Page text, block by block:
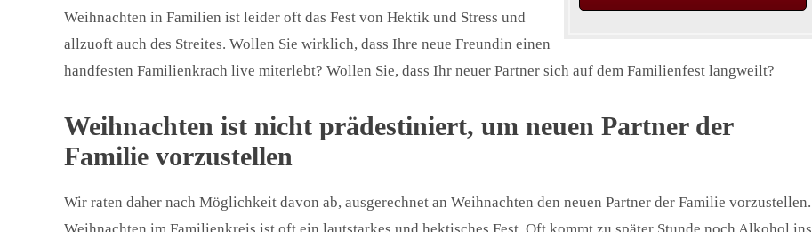
Weihnachten in Familien ist leider oft das Fest von Hektik und Stress und
allzuoft auch des Streites. Wollen Sie wirklich, dass Ihre neue Freundin einen
handfesten Familienkrach live miterlebt? Wollen Sie, dass Ihr neuer Partner sich auf dem Familienfest langweilt?
Weihnachten ist nicht prädestiniert, um neuen Partner der
Familie vorzustellen
Wir raten daher nach Möglichkeit davon ab, ausgerechnet an Weihnachten den neuen Partner der Familie vorzustellen.
Weihnachten im Familienkreis ist oft ein lautstarkes und hektisches Fest. Oft kommt zu später Stunde noch Alkohol ins